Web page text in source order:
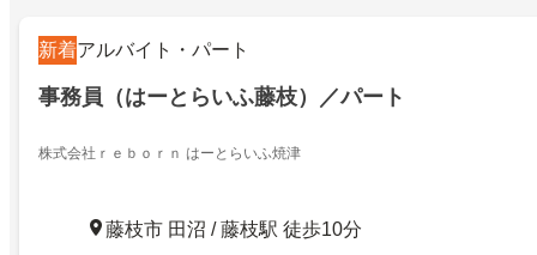
新着アルバイト・パート
事務員（はーとらいふ藤枝）／パート
株式会社ｒｅｂｏｒｎ はーとらいふ焼津
藤枝市 田沼 / 藤枝駅 徒歩10分